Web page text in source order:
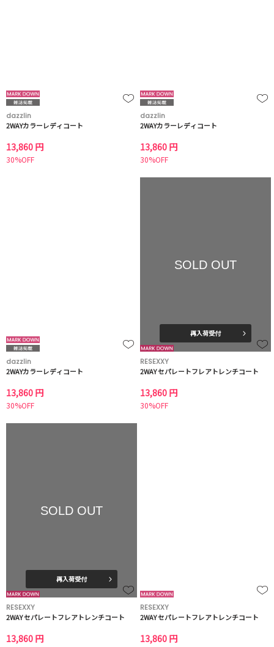
dazzlin
2WAYカラーレディコート
13,860 円
30%OFF
dazzlin
2WAYカラーレディコート
13,860 円
30%OFF
dazzlin
2WAYカラーレディコート
13,860 円
30%OFF
SOLD OUT
再入荷受付
RESEXXY
2WAY セパレートフレアトレンチコート
13,860 円
30%OFF
SOLD OUT
再入荷受付
RESEXXY
2WAY セパレートフレアトレンチコート
13,860 円
RESEXXY
2WAY セパレートフレアトレンチコート
13,860 円